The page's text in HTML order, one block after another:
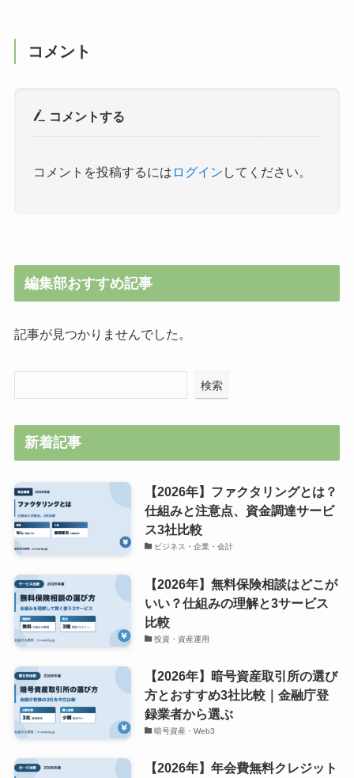
コメント
コメントする
コメントを投稿するには ログイン してください。
編集部おすすめ記事
記事が見つかりませんでした。
検索
新着記事
【2026年】ファクタリングとは？
仕組みと注意点、資金調達サービ
ス3社比較
ビジネス・企業・会計
【2026年】無料保険相談はどこが
いい？仕組みの理解と3サービス
比較
投資・資産運用
【2026年】暗号資産取引所の選び
方とおすすめ3社比較｜金融庁登
録業者から選ぶ
暗号資産・Web3
【2026年】年会費無料クレジット